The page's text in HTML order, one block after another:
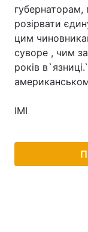
губернаторам,
розірвати
цим
суворе , чим за
років
ІМІ